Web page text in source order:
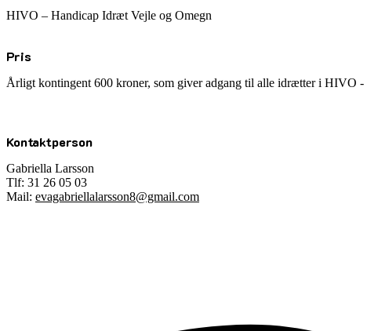
HIVO – Handicap Idræt Vejle og Omegn
Pris
Årligt kontingent 600 kroner, som giver adgang til alle idrætter i HIVO
Kontaktperson
Gabriella Larsson
Tlf: 31 26 05 03
Mail: evagabriellalarsson8@gmail.com